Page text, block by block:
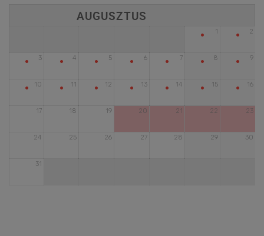
1
• 2
•
3
• 4
• 5
• 6
• 7
• 8
• 9
•
10
• 11
• 12
• 13
• 14
• 15
• 16
•
17 18 19 20 21 22 23
24 25 26 27 28 29 30
31